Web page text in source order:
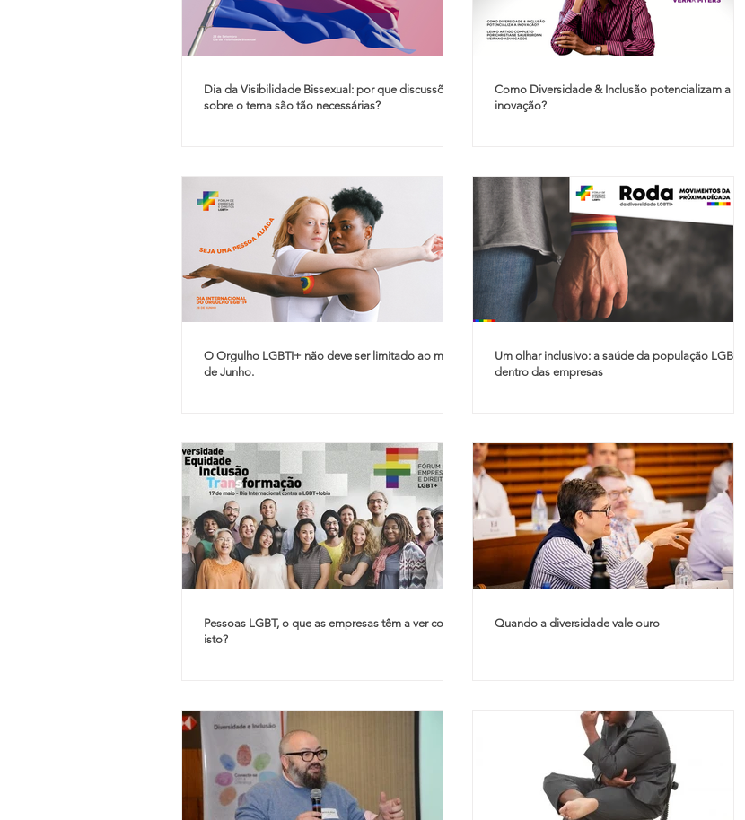
Dia da Visibilidade Bissexual: por que discussões
sobre o tema são tão necessárias?
Como Diversidade & Inclusão potencializam a
inovação?
O Orgulho LGBTI+ não deve ser limitado ao mês
de Junho.
Um olhar inclusivo: a saúde da população LGBTI+
dentro das empresas
Pessoas LGBT, o que as empresas têm a ver com
isto?
Quando a diversidade vale ouro